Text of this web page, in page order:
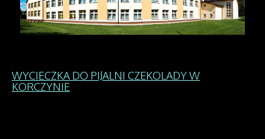
WYCIECZKA DO PIJALNI CZEKOLADY W
KORCZYNIE